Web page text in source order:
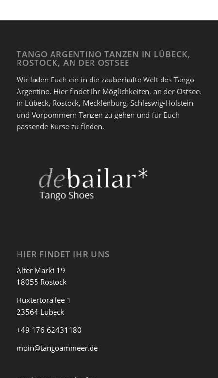
TANGO ARGENTINO TANZEN IN LÜBECK,
ROSTOCK, AN DER OSTSEE
Wir laden Euch ein in die zauberhafte Welt des Tango
Argentino. Hier findet Ihr Möglichkeiten, an der Ostsee,
in Lübeck, Rostock, Mecklenburg, Schleswig-Holstein
und Vorpommern Tanzen zu gehen und für Euch
passende Kurse zu finden.
HIER FINDET IHR UNS
Alter Markt 19
18055 Rostock
Hüxtertorallee 1
23564 Lübeck
+49 176 62431180
moin@tangoammeer.de